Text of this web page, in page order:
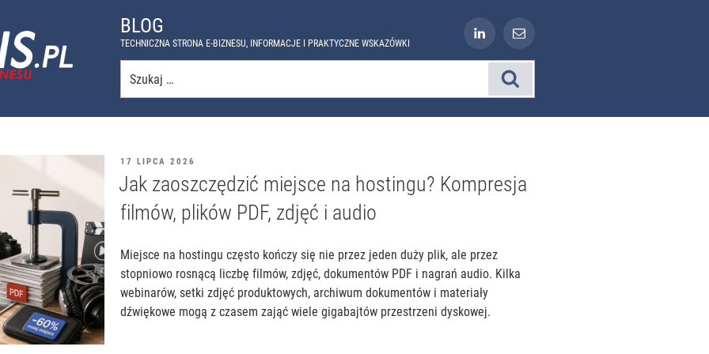
BLOG
TECHNICZNA STRONA E-BIZNESU, INFORMACJE I PRAKTYCZNE WSKAZÓWKI
OPUBLIKOWANE
17 LIPCA 2026
Jak zaoszczędzić miejsce na hostingu? Kompresja
filmów, plików PDF, zdjęć i audio
Miejsce na hostingu często kończy się nie przez jeden duży plik, ale przez
stopniowo rosnącą liczbę filmów, zdjęć, dokumentów PDF i nagrań audio. Kilka
webinarów, setki zdjęć produktowych, archiwum dokumentów i materiały
dźwiękowe mogą z czasem zająć wiele gigabajtów przestrzeni dyskowej.